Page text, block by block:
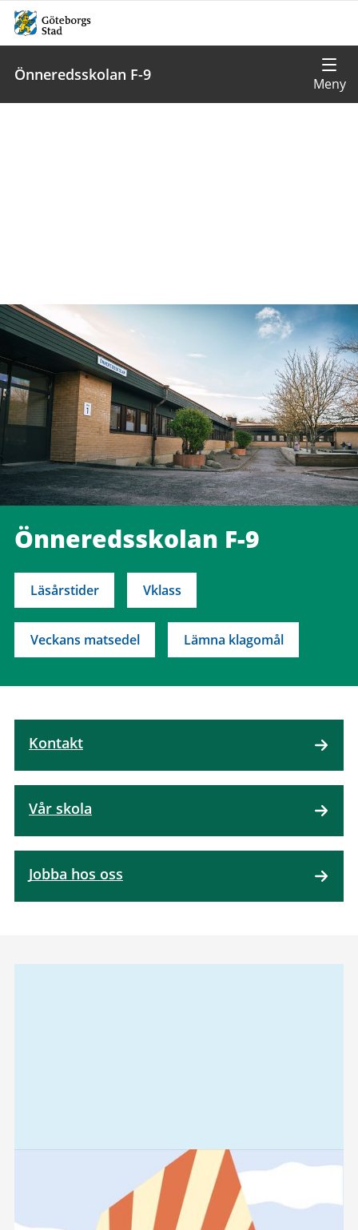
Önneredsskolan F-9
Önneredsskolan F-9
Läsårstider Vklass
Veckans matsedel Lämna klagomål
Kontakt
Vår skola
Jobba hos oss